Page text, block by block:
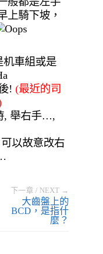
上騎下坡，
車組或是
! (最近的司
, 舉右手…,
以故意改右
下一章 / NEXT →
大齒盤上的
BCD，是指什
麼？